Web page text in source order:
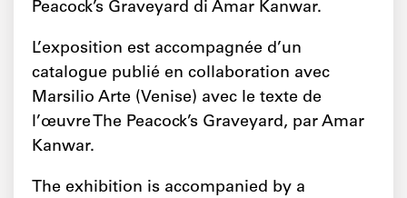
Peacock’s Graveyard di Amar Kanwar.
L’exposition est accompagnée d’un
catalogue publié en collaboration avec
Marsilio Arte (Venise) avec le texte de
l’œuvre The Peacock’s Graveyard, par Amar
Kanwar.
The exhibition is accompanied by a